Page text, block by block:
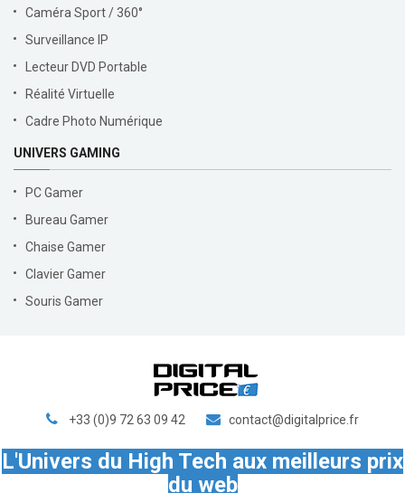
Caméra Sport / 360°
Surveillance IP
Lecteur DVD Portable
Réalité Virtuelle
Cadre Photo Numérique
UNIVERS GAMING
PC Gamer
Bureau Gamer
Chaise Gamer
Clavier Gamer
Souris Gamer
+33 (0)9 72 63 09 42 contact@digitalprice.fr
L'Univers du High Tech aux meilleurs prix
du web